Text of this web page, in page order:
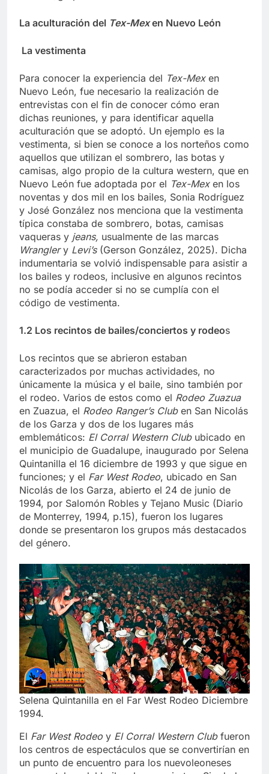
Para conocer la experiencia delTex-Mex en
Nuevo León, fue necesario la realización de
entrevistas con el fin de conocer cómo eran
dichas reuniones, y para identificar aquella
aculturación que se adoptó. Un ejemplo es la
vestimenta, si bien se conoce a los norteños como
aquellos que utilizan el sombrero, las botas y
camisas, algo propio de la cultura western, que en
Nuevo León fue adoptada por el Tex-Mexen los
noventas y dos mil en los bailes, Sonia Rodríguez
y José González nos menciona que la vestimenta
típica constaba de sombrero, botas, camisas
vaqueras y jeans,usualmente de las marcas
WrangleryLevi’s(Gerson González, 2025). Dicha
indumentaria se volvió indispensable para asistir a
los bailes y rodeos, inclusive en algunos recintos
no se podía acceder si no se cumplía con el
Los recintos que se abrieron estaban
caracterizados por muchas actividades, no
únicamente la música y el baile, sino también por
el rodeo. Varios de estos como elRodeo Zuazua
en Zuazua, elRodeo Ranger’s Cluben San Nicolás
de los Garza y dos de los lugares más
emblemáticos: El Corral Western Clububicado en
el municipio de Guadalupe, inaugurado por Selena
Quintanilla el 16 diciembre de 1993 y que sigue en
funciones; y elFar West Rodeo, ubicado en San
Nicolás de los Garza, abierto el 24 de junio de
1994, por Salomón Robles y Tejano Music (Diario
de Monterrey, 1994, p.15), fueron los lugares
donde se presentaron los grupos más destacados
Selena Quintanilla en el Far West Rodeo Diciembre
ElFar West RodeoyEl Corral Western Clubfueron
los centros de espectáculos que se convertirían en